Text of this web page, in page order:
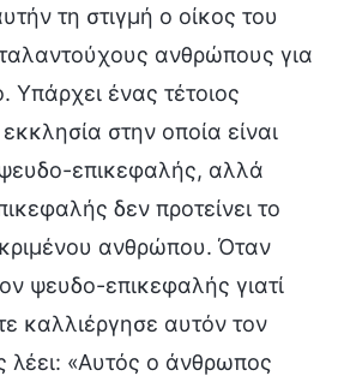
τη στιγμή ο οίκος του
ανθρώπους για
Υπάρχει ένας τέτοιος
στην οποία είναι
επικεφαλής, αλλά
δεν προτείνει το
ανθρώπου. Όταν
ψευδο-επικεφαλής γιατί
καλλιέργησε αυτόν τον
λέει: «Αυτός ο άνθρωπος